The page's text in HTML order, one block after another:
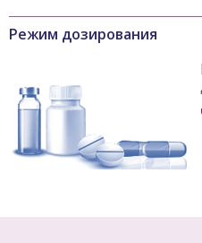
Режим дозирования